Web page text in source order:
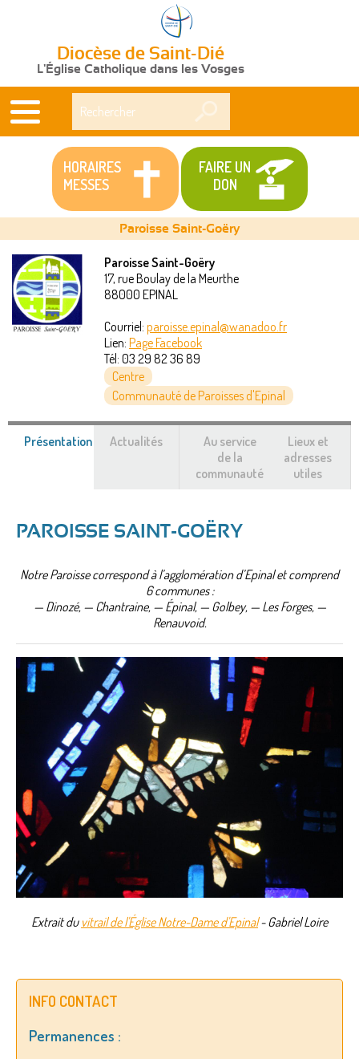
Diocèse de Saint-Dié
L'Église Catholique dans les Vosges
HORAIRES
MESSES
FAIRE UN
DON
Vous
êtes
Paroisse Saint-Goëry
Paroisse Saint-Goëry
17, rue Boulay de la Meurthe
88000 EPINAL
Courriel: paroisse.epinal@wanadoo.fr
Lien: Page Facebook
Tél: 03 29 82 36 89
Centre
Communauté de Paroisses d'Epinal
Présentation (onglet
Actualités
Au service
de la
communauté
Lieux et
adresses
utiles
PAROISSE SAINT-GOËRY
Notre Paroisse correspond à l’agglomération d’Epinal et comprend
6 communes :
— Dinozé, — Chantraine, — Épinal, — Golbey, — Les Forges, —
Renauvoid.
Extrait du vitrail de l'Église Notre-Dame d'Epinal- Gabriel Loire
INFO CONTACT
Permanences :